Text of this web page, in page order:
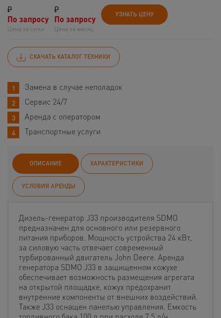
₽
По запросу
Цена за сутки
₽
По запросу
Цена за месяц
УЗНАТЬ ЦЕНУ
СКАЧАТЬ КАТАЛОГ ТЕХНИКИ
Замена в случае неполадок
Сервис 24/7
Аренда с оператором
Транспортные услуги
ОПИСАНИЕ ХАРАКТЕРИСТИКИ
УСЛОВИЯ АРЕНДЫ
Дизель-генератор J33 производителя SDMO
предназначен для основного или резервного
питания приборов. Мощность устройства 24 кВт,
за силовую часть отвечает современный
турбированный двигатель John Deere. Аренда
генератора SDMO J33 в защищенном кожухе
обеспечивает возможность размещения агрегата
на открытой площадке, кожух предохранит
внутренние компоненты от внешних воздействий.
Также J33 оснащен панелью управления. Емкость